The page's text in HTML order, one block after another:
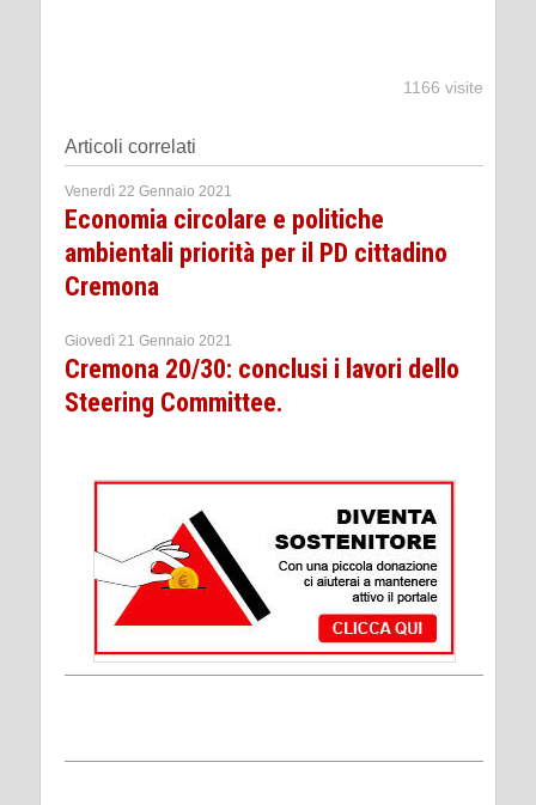
1166 visite
Articoli correlati
Venerdì 22 Gennaio 2021
Economia circolare e politiche
ambientali priorità per il PD cittadino
Cremona
Giovedì 21 Gennaio 2021
Cremona 20/30: conclusi i lavori dello
Steering Committee.